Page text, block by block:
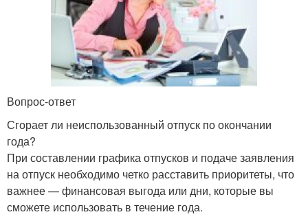
Вопрос-ответ
Сгорает ли неиспользованный отпуск по окончании
года?
При составлении графика отпусков и подаче заявления
на отпуск необходимо четко расставить приоритеты, что
важнее — финансовая выгода или дни, которые вы
сможете использовать в течение года.